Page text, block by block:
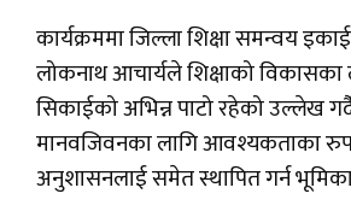
कार्यक्रममा जिल्ला शिक्षा समन्वय
लोकनाथ आचार्यले शिक्षाको
सिकाईको अभिन्न पाटो रहेको उल्लेख
मानवजिवनका लागि आवश्यकताका
अनुशासनलाई समेत स्थापित गर्न